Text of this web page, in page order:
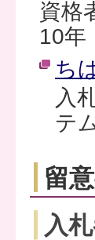
資格
10年
ち
入
テ
留
入